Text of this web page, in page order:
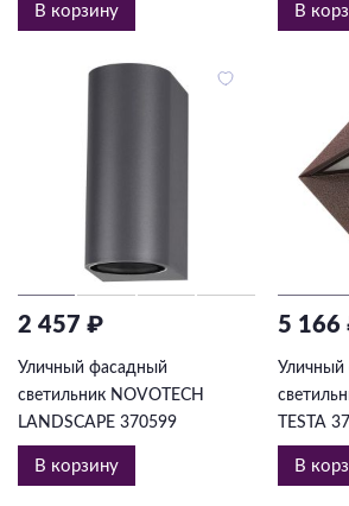
В корзину В
2 457 ₽
Уличный фасадный
светильник NOVOTECH
LANDSCAPE 370599
В корзину
5 166
TESTA
В